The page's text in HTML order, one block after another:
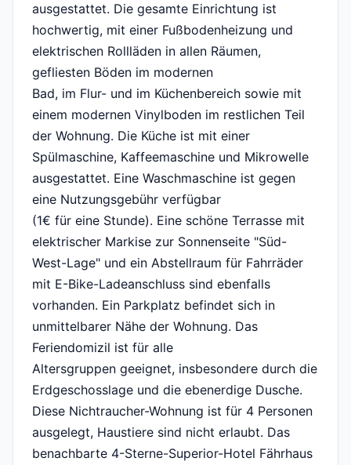
ausgestattet. Die gesamte Einrichtung ist
hochwertig, mit einer Fußbodenheizung und
elektrischen Rollläden in allen Räumen,
gefliesten Böden im modernen
Bad, im Flur- und im Küchenbereich sowie mit
einem modernen Vinylboden im restlichen Teil
der Wohnung. Die Küche ist mit einer
Spülmaschine, Kaffeemaschine und Mikrowelle
ausgestattet. Eine Waschmaschine ist gegen
eine Nutzungsgebühr verfügbar
(1€ für eine Stunde). Eine schöne Terrasse mit
elektrischer Markise zur Sonnenseite "Süd-
West-Lage" und ein Abstellraum für Fahrräder
mit E-Bike-Ladeanschluss sind ebenfalls
vorhanden. Ein Parkplatz befindet sich in
unmittelbarer Nähe der Wohnung. Das
Feriendomizil ist für alle
Altersgruppen geeignet, insbesondere durch die
Erdgeschosslage und die ebenerdige Dusche.
Diese Nichtraucher-Wohnung ist für 4 Personen
ausgelegt, Haustiere sind nicht erlaubt. Das
benachbarte 4-Sterne-Superior-Hotel Fährhaus